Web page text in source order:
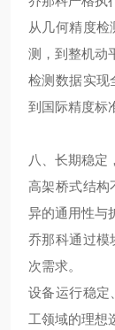
从几何精度
测，到整机动
检测数据实现
到国际精度标
八、 长期稳定
高架桥式结构
异的通用性与
乔那科通过模
次需求。
设备运行稳定
工领域的理想